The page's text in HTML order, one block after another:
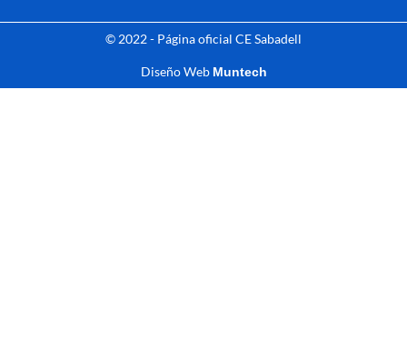
© 2022 - Página oficial CE Sabadell
Diseño Web Muntech